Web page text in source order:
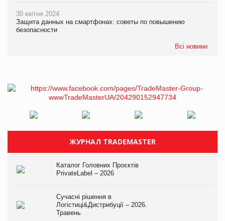
30 квітня 2024
Защита данных на смартфонах: советы по повышению
безопасности
Всі новини
ЖУРНАЛ TRADEMASTER
Каталог Головних Проєктів
PrivateLabel – 2026
Сучасні рішення в
Логістиці&Дистрибуції – 2026.
Травень